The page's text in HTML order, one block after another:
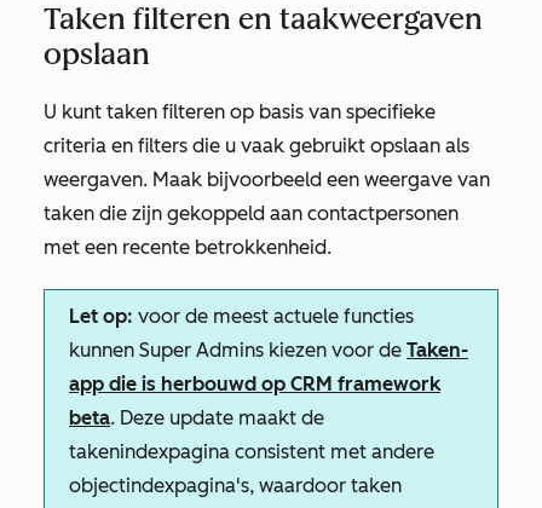
Taken filteren en taakweergaven
opslaan
U kunt taken filteren op basis van specifieke
criteria en filters die u vaak gebruikt opslaan als
weergaven. Maak bijvoorbeeld een weergave van
taken die zijn gekoppeld aan contactpersonen
met een recente betrokkenheid.
Let op: voor de meest actuele functies
kunnen Super Admins kiezen voor de Taken-
app die is herbouwd op CRM framework
beta. Deze update maakt de
takenindexpagina consistent met andere
objectindexpagina's, waardoor taken